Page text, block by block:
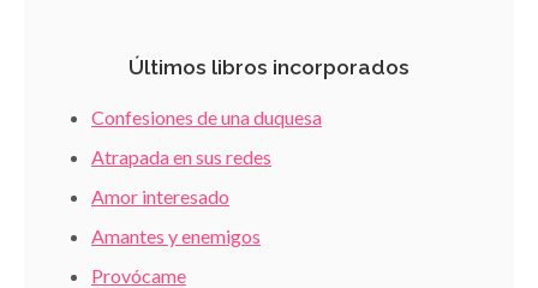
Últimos libros incorporados
Confesiones de una duquesa
Atrapada en sus redes
Amor interesado
Amantes y enemigos
Provócame